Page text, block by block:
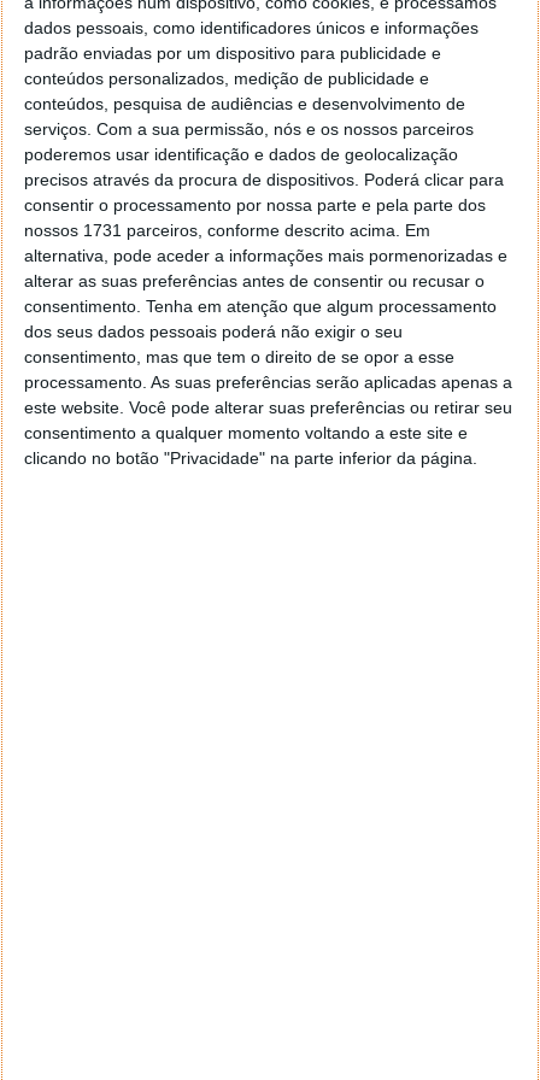
dados pessoais, como identificadores únicos e informações
padrão enviadas por um dispositivo para publicidade e
conteúdos personalizados, medição de publicidade e
conteúdos, pesquisa de audiências e desenvolvimento de
serviços. Com a sua permissão, nós e os nossos parceiros
poderemos usar identificação e dados de geolocalização
precisos através da procura de dispositivos. Poderá clicar para
consentir o processamento por nossa parte e pela parte dos
nossos 1731 parceiros, conforme descrito acima. Em
alternativa, pode aceder a informações mais pormenorizadas e
alterar as suas preferências antes de consentir ou recusar o
consentimento. Tenha em atenção que algum processamento
dos seus dados pessoais poderá não exigir o seu
consentimento, mas que tem o direito de se opor a esse
processamento. As suas preferências serão aplicadas apenas a
este website. Você pode alterar suas preferências ou retirar seu
consentimento a qualquer momento voltando a este site e
clicando no botão "Privacidade" na parte inferior da página.
Num qualquer computador, a aplicação é
extraordinariamente rápida.
SKETCHPAD
Esta é a tela de pintura. Aqui funciona muito bem o
iPad assim como funciona muito bem num qualquer
browser. Nota-se uma facilidade em aplicar os
movimentos e os muitos efeitos de pinceis
disponíveis nas muitas opções disponíveis.